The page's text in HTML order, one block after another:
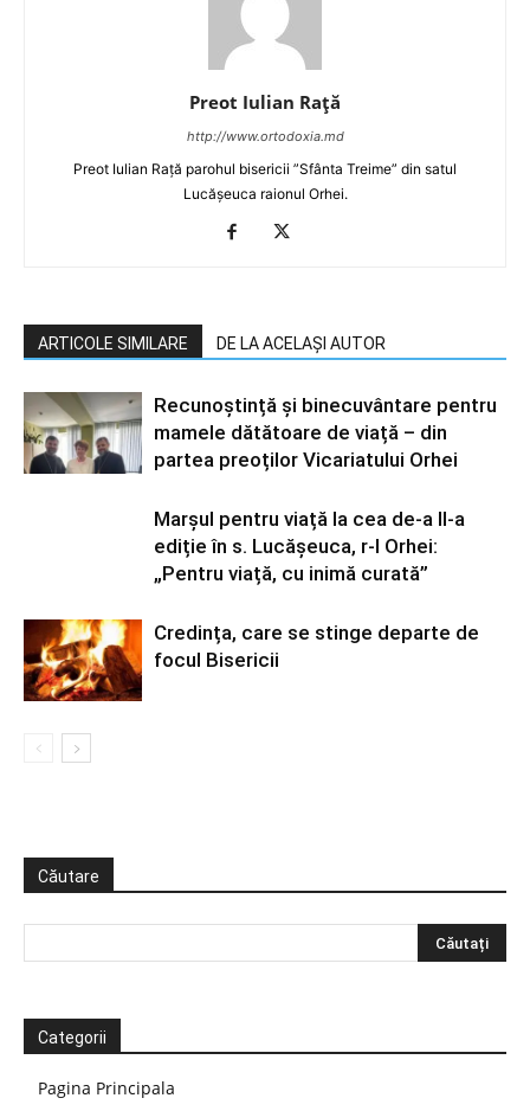
Preot Iulian Raţă
http://www.ortodoxia.md
Preot Iulian Rață parohul bisericii ”Sfânta Treime” din satul
Lucășeuca raionul Orhei.
ARTICOLE SIMILARE DE LA ACELAȘI AUTOR
Recunoștință și binecuvântare pentru
mamele dătătoare de viață – din
partea preoților Vicariatului Orhei
Marșul pentru viață la cea de-a II-a
ediție în s. Lucășeuca, r-l Orhei:
„Pentru viață, cu inimă curată”
Credința, care se stinge departe de
focul Bisericii
Căutare
Categorii
Pagina Principala